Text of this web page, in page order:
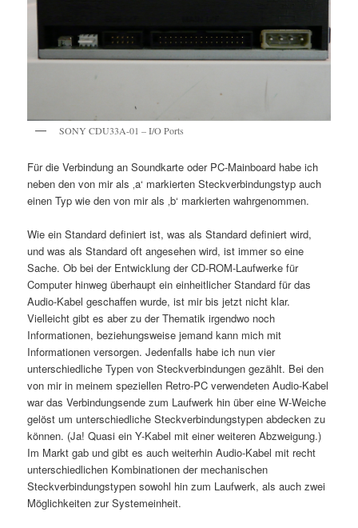
SONY CDU33A-01 – I/O Ports
Für die Verbindung an Soundkarte oder PC-Mainboard habe ich
neben den von mir als ‚a‘ markierten Steckverbindungstyp auch
einen Typ wie den von mir als ‚b‘ markierten wahrgenommen.
Wie ein Standard definiert ist, was als Standard definiert wird,
und was als Standard oft angesehen wird, ist immer so eine
Sache. Ob bei der Entwicklung der CD-ROM-Laufwerke für
Computer hinweg überhaupt ein einheitlicher Standard für das
Audio-Kabel geschaffen wurde, ist mir bis jetzt nicht klar.
Vielleicht gibt es aber zu der Thematik irgendwo noch
Informationen, beziehungsweise jemand kann mich mit
Informationen versorgen. Jedenfalls habe ich nun vier
unterschiedliche Typen von Steckverbindungen gezählt. Bei den
von mir in meinem speziellen Retro-PC verwendeten Audio-Kabel
war das Verbindungsende zum Laufwerk hin über eine W-Weiche
gelöst um unterschiedliche Steckverbindungstypen abdecken zu
können. (Ja! Quasi ein Y-Kabel mit einer weiteren Abzweigung.)
Im Markt gab und gibt es auch weiterhin Audio-Kabel mit recht
unterschiedlichen Kombinationen der mechanischen
Steckverbindungstypen sowohl hin zum Laufwerk, als auch zwei
Möglichkeiten zur Systemeinheit.